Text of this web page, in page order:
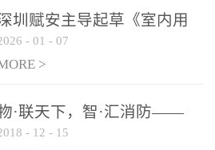
圳赋安主导起草《室内用
动能电池技术规程》 正式
局光伏新能源产业
- 01 - 07
>
·联天下，智·汇消防——
安F&S 2018上海消防展圆
- 12 - 15